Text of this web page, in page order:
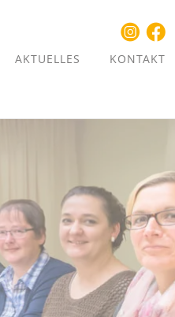
AKTUELLES KONTAKT